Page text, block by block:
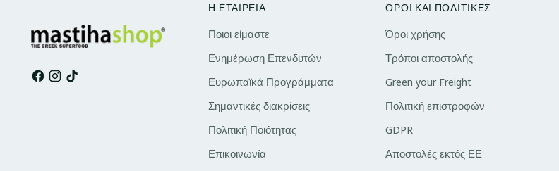
Η ΕΤΑΙΡΕΙΑ
Ποιοι είμαστε
Ενημέρωση Επενδυτών
Ευρωπαϊκά Προγράμματα
Σημαντικές διακρίσεις
Πολιτική Ποιότητας
Επικοινωνία
ΟΡΟΙ ΚΑΙ ΠΟΛΙΤΙΚΕΣ
Όροι χρήσης
Τρόποι αποστολής
Green your Freight
Πολιτική επιστροφών
GDPR
Αποστολές εκτός ΕΕ